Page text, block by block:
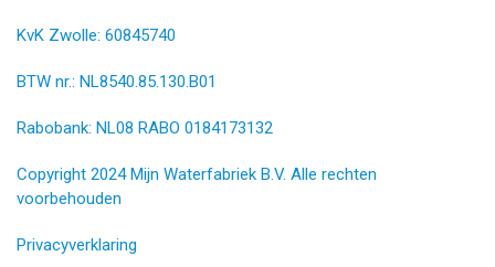
KvK Zwolle: 60845740
BTW nr.: NL8540.85.130.B01
Rabobank: NL08 RABO 0184173132
Copyright 2024 Mijn Waterfabriek B.V. Alle rechten
voorbehouden
Privacyverklaring